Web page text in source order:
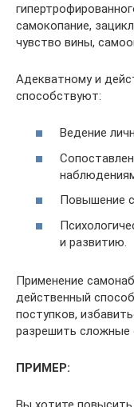
самокопание,
чувство вины,
Адекватному и
способствуют:
Ведение
Повышение
и развитию.
Применение
действенный
поступков,
разрешить сложные
ПРИМЕР: